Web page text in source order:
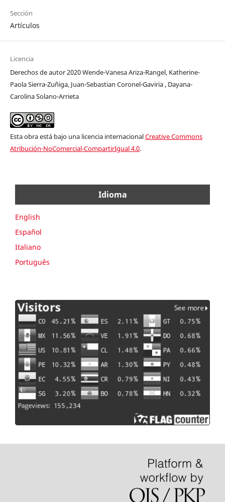
Sección
Artículos
Licencia
Derechos de autor 2020 Wende-Vanesa Ariza-Rangel, Katherine-
Paola Sierra-Zuñiga, Juan-Sebastian Coronel-Gaviria , Dayana-
Carolina Solano-Arrieta
Esta obra está bajo una licencia internacionalCreative Commons
Atribución-NoComercial-CompartirIgual 4.0.
Idioma
English
Español
Italiano
Português